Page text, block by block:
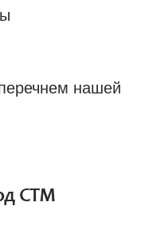
нашей
СТМ